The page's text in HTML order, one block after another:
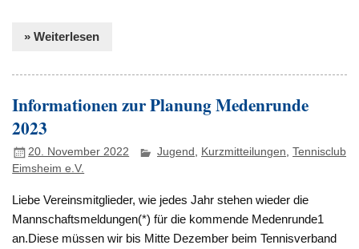
» Weiterlesen
Informationen zur Planung Medenrunde
2023
20. November 2022 Jugend , Kurzmitteilungen,Tennisclub
Eimsheim e.V.
Liebe Vereinsmitglieder, wie jedes Jahr stehen wieder die
Mannschaftsmeldungen(*) für die kommende Medenrunde1
an.Diese müssen wir bis Mitte Dezember beim Tennisverband